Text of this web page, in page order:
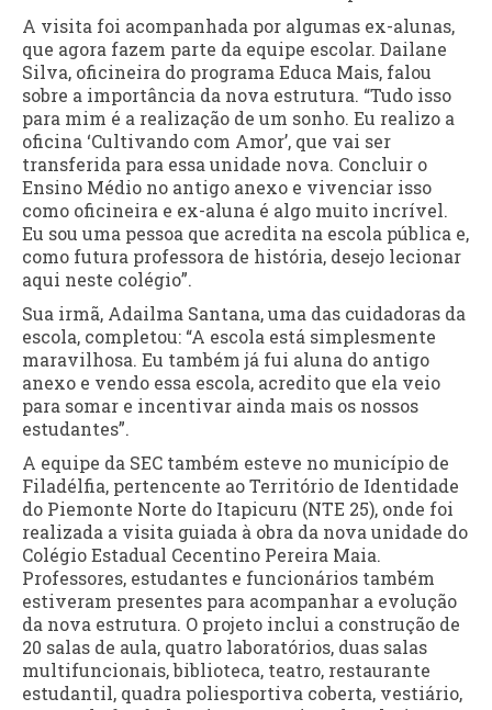
A visita foi acompanhada por algumas ex-alunas,
que agora fazem parte da equipe escolar. Dailane
Silva, oficineira do programa Educa Mais, falou
sobre a importância da nova estrutura. “Tudo isso
para mim é a realização de um sonho. Eu realizo a
oficina ‘Cultivando com Amor’, que vai ser
transferida para essa unidade nova. Concluir o
Ensino Médio no antigo anexo e vivenciar isso
como oficineira e ex-aluna é algo muito incrível.
Eu sou uma pessoa que acredita na escola pública e,
como futura professora de história, desejo lecionar
aqui neste colégio”.
Sua irmã, Adailma Santana, uma das cuidadoras da
escola, completou: “A escola está simplesmente
maravilhosa. Eu também já fui aluna do antigo
anexo e vendo essa escola, acredito que ela veio
para somar e incentivar ainda mais os nossos
estudantes”.
A equipe da SEC também esteve no município de
Filadélfia, pertencente ao Território de Identidade
do Piemonte Norte do Itapicuru (NTE 25), onde foi
realizada a visita guiada à obra da nova unidade do
Colégio Estadual Cecentino Pereira Maia.
Professores, estudantes e funcionários também
estiveram presentes para acompanhar a evolução
da nova estrutura. O projeto inclui a construção de
20 salas de aula, quatro laboratórios, duas salas
multifuncionais, biblioteca, teatro, restaurante
estudantil, quadra poliesportiva coberta, vestiário,